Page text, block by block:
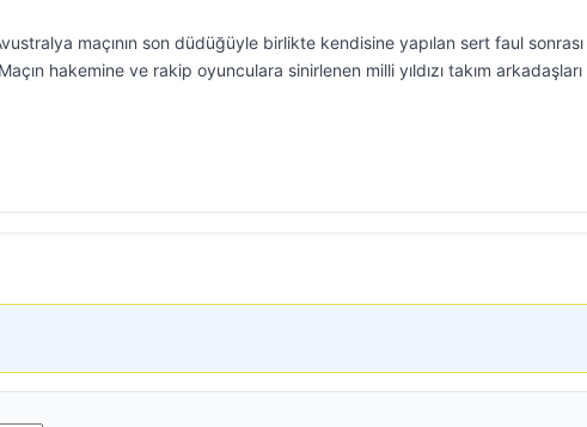
maçının son düdüğüyle birlikte kendisine yapılan sert faul
hakemine ve rakip oyunculara sinirlenen milli yıldızı takım arkadaşları